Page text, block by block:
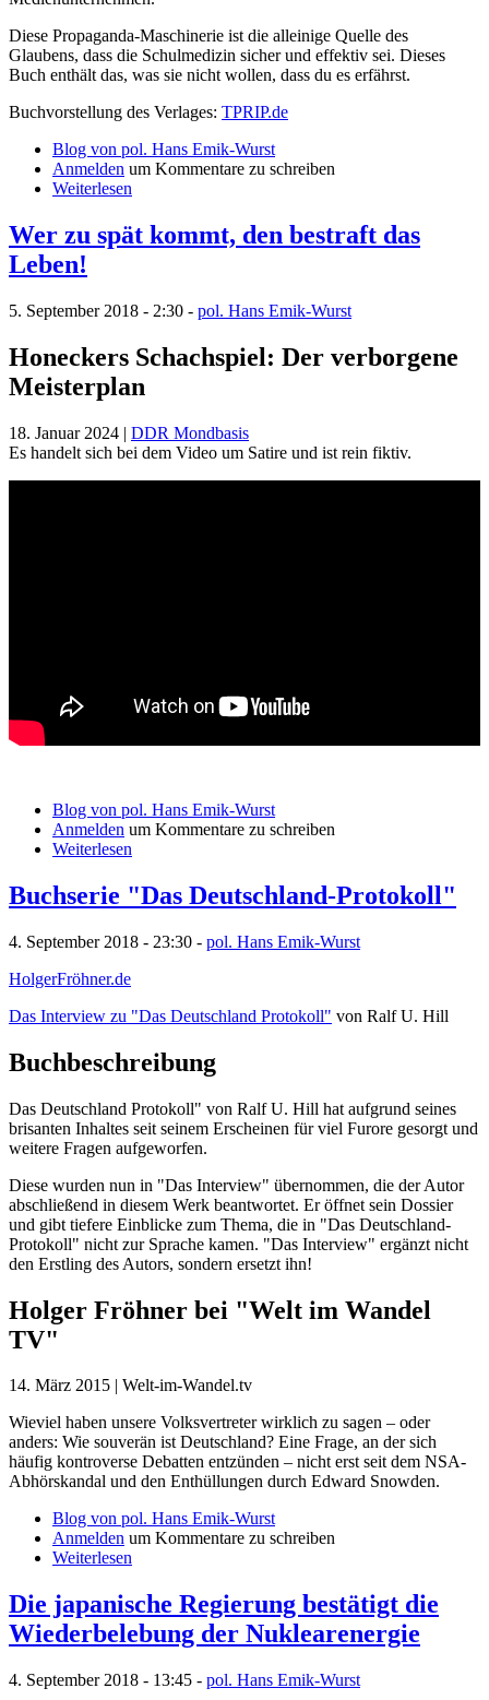
Diese Propaganda-Maschinerie ist die alleinige Quelle des
Glaubens, dass die Schulmedizin sicher und effektiv sei. Dieses
Buch enthält das, was sie nicht wollen, dass du es erfährst.
Buchvorstellung des Verlages: TPRIP.de
Blog von pol. Hans Emik-Wurst
Anmelden um Kommentare zu schreiben
Weiterlesen
Wer zu spät kommt, den bestraft das
Leben!
5. September 2018 - 2:30 - pol. Hans Emik-Wurst
Honeckers Schachspiel: Der verborgene
Meisterplan
18. Januar 2024 | DDR Mondbasis
Es handelt sich bei dem Video um Satire und ist rein fiktiv.
Blog von pol. Hans Emik-Wurst
Anmelden um Kommentare zu schreiben
Weiterlesen
Buchserie "Das Deutschland-Protokoll"
4. September 2018 - 23:30 - pol. Hans Emik-Wurst
HolgerFröhner.de
Das Interview zu "Das Deutschland Protokoll" von Ralf U. Hill
Buchbeschreibung
Das Deutschland Protokoll" von Ralf U. Hill hat aufgrund seines
brisanten Inhaltes seit seinem Erscheinen für viel Furore gesorgt und
weitere Fragen aufgeworfen.
Diese wurden nun in "Das Interview" übernommen, die der Autor
abschließend in diesem Werk beantwortet. Er öffnet sein Dossier
und gibt tiefere Einblicke zum Thema, die in "Das Deutschland-
Protokoll" nicht zur Sprache kamen. "Das Interview" ergänzt nicht
den Erstling des Autors, sondern ersetzt ihn!
Holger Fröhner bei "Welt im Wandel
TV"
14. März 2015 | Welt-im-Wandel.tv
Wieviel haben unsere Volksvertreter wirklich zu sagen – oder
anders: Wie souverän ist Deutschland? Eine Frage, an der sich
häufig kontroverse Debatten entzünden – nicht erst seit dem NSA-
Abhörskandal und den Enthüllungen durch Edward Snowden.
Blog von pol. Hans Emik-Wurst
Anmelden um Kommentare zu schreiben
Weiterlesen
Die japanische Regierung bestätigt die
Wiederbelebung der Nuklearenergie
4. September 2018 - 13:45 - pol. Hans Emik-Wurst